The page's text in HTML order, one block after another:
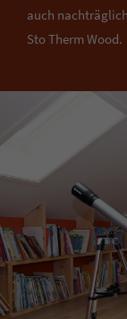
auch
Sto Therm Wood.